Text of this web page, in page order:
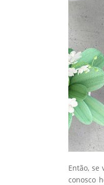
Então, se
conosco